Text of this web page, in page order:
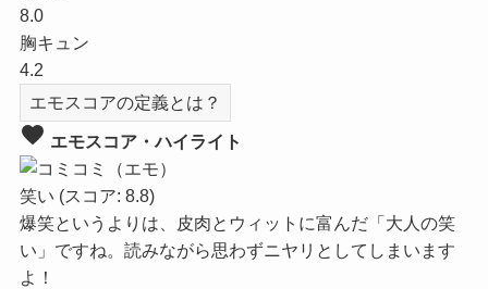
8.0
胸キュン
4.2
エモスコアの定義とは？
favorite エモスコア・ハイライト
笑い (スコア: 8.8)
爆笑というよりは、皮肉とウィットに富んだ「大人の笑
い」ですね。読みながら思わずニヤリとしてしまいます
よ！